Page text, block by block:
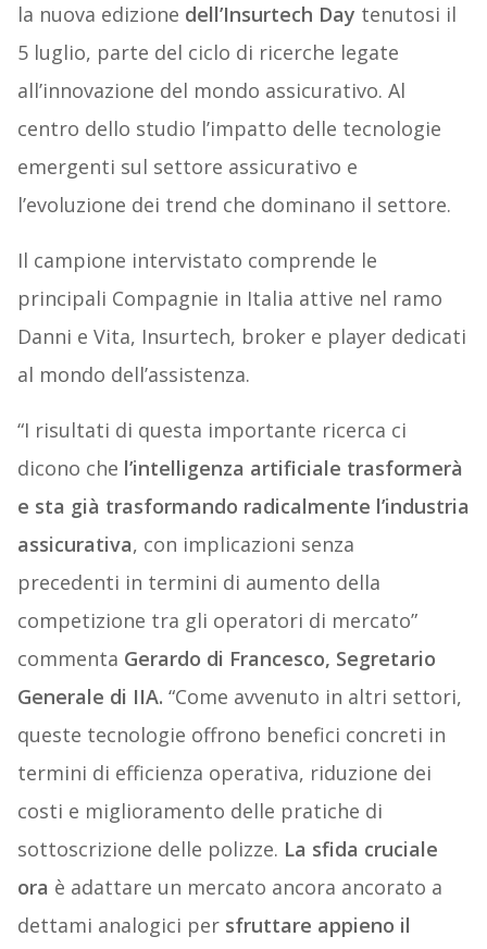
la nuova edizione dell’Insurtech Day tenutosi il
5 luglio, parte del ciclo di ricerche legate
all’innovazione del mondo assicurativo. Al
centro dello studio l’impatto delle tecnologie
emergenti sul settore assicurativo e
l’evoluzione dei trend che dominano il settore.
Il campione intervistato comprende le
principali Compagnie in Italia attive nel ramo
Danni e Vita, Insurtech, broker e player dedicati
al mondo dell’assistenza.
“I risultati di questa importante ricerca ci
dicono che l’intelligenza artificiale trasformerà
e sta già trasformando radicalmente l’industria
assicurativa, con implicazioni senza
precedenti in termini di aumento della
competizione tra gli operatori di mercato”
commenta Gerardo di Francesco, Segretario
Generale di IIA. “Come avvenuto in altri settori,
queste tecnologie offrono benefici concreti in
termini di efficienza operativa, riduzione dei
costi e miglioramento delle pratiche di
sottoscrizione delle polizze. La sfida cruciale
ora è adattare un mercato ancora ancorato a
dettami analogici persfruttare appieno il